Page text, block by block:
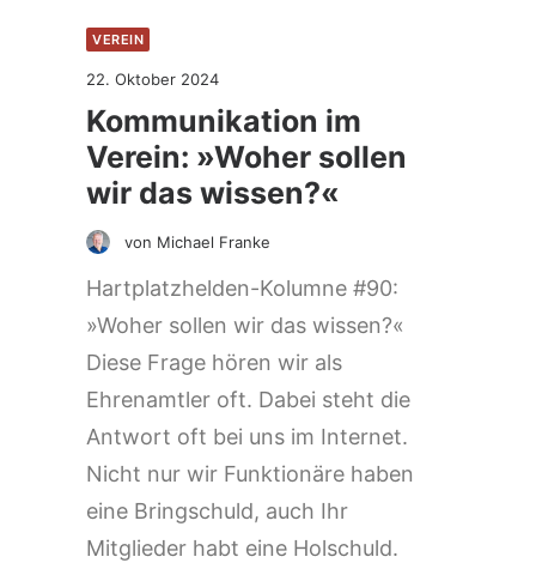
VEREIN
22. Oktober 2024
Kommunikation im
Verein: »Woher sollen
wir das wissen?«
von Michael Franke
Hartplatzhelden-Kolumne #90:
»Woher sollen wir das wissen?«
Diese Frage hören wir als
Ehrenamtler oft. Dabei steht die
Antwort oft bei uns im Internet.
Nicht nur wir Funktionäre haben
eine Bringschuld, auch Ihr
Mitglieder habt eine Holschuld.